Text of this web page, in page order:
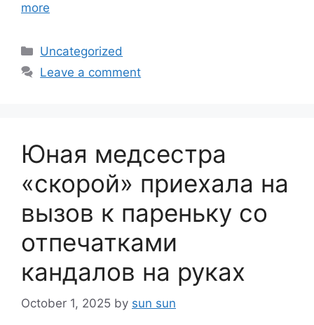
more
Categories
Uncategorized
Leave a comment
Юная медсестра
«скорой» приехала на
вызов к пареньку со
отпечатками
кандалов на руках
October 1, 2025 by sun sun